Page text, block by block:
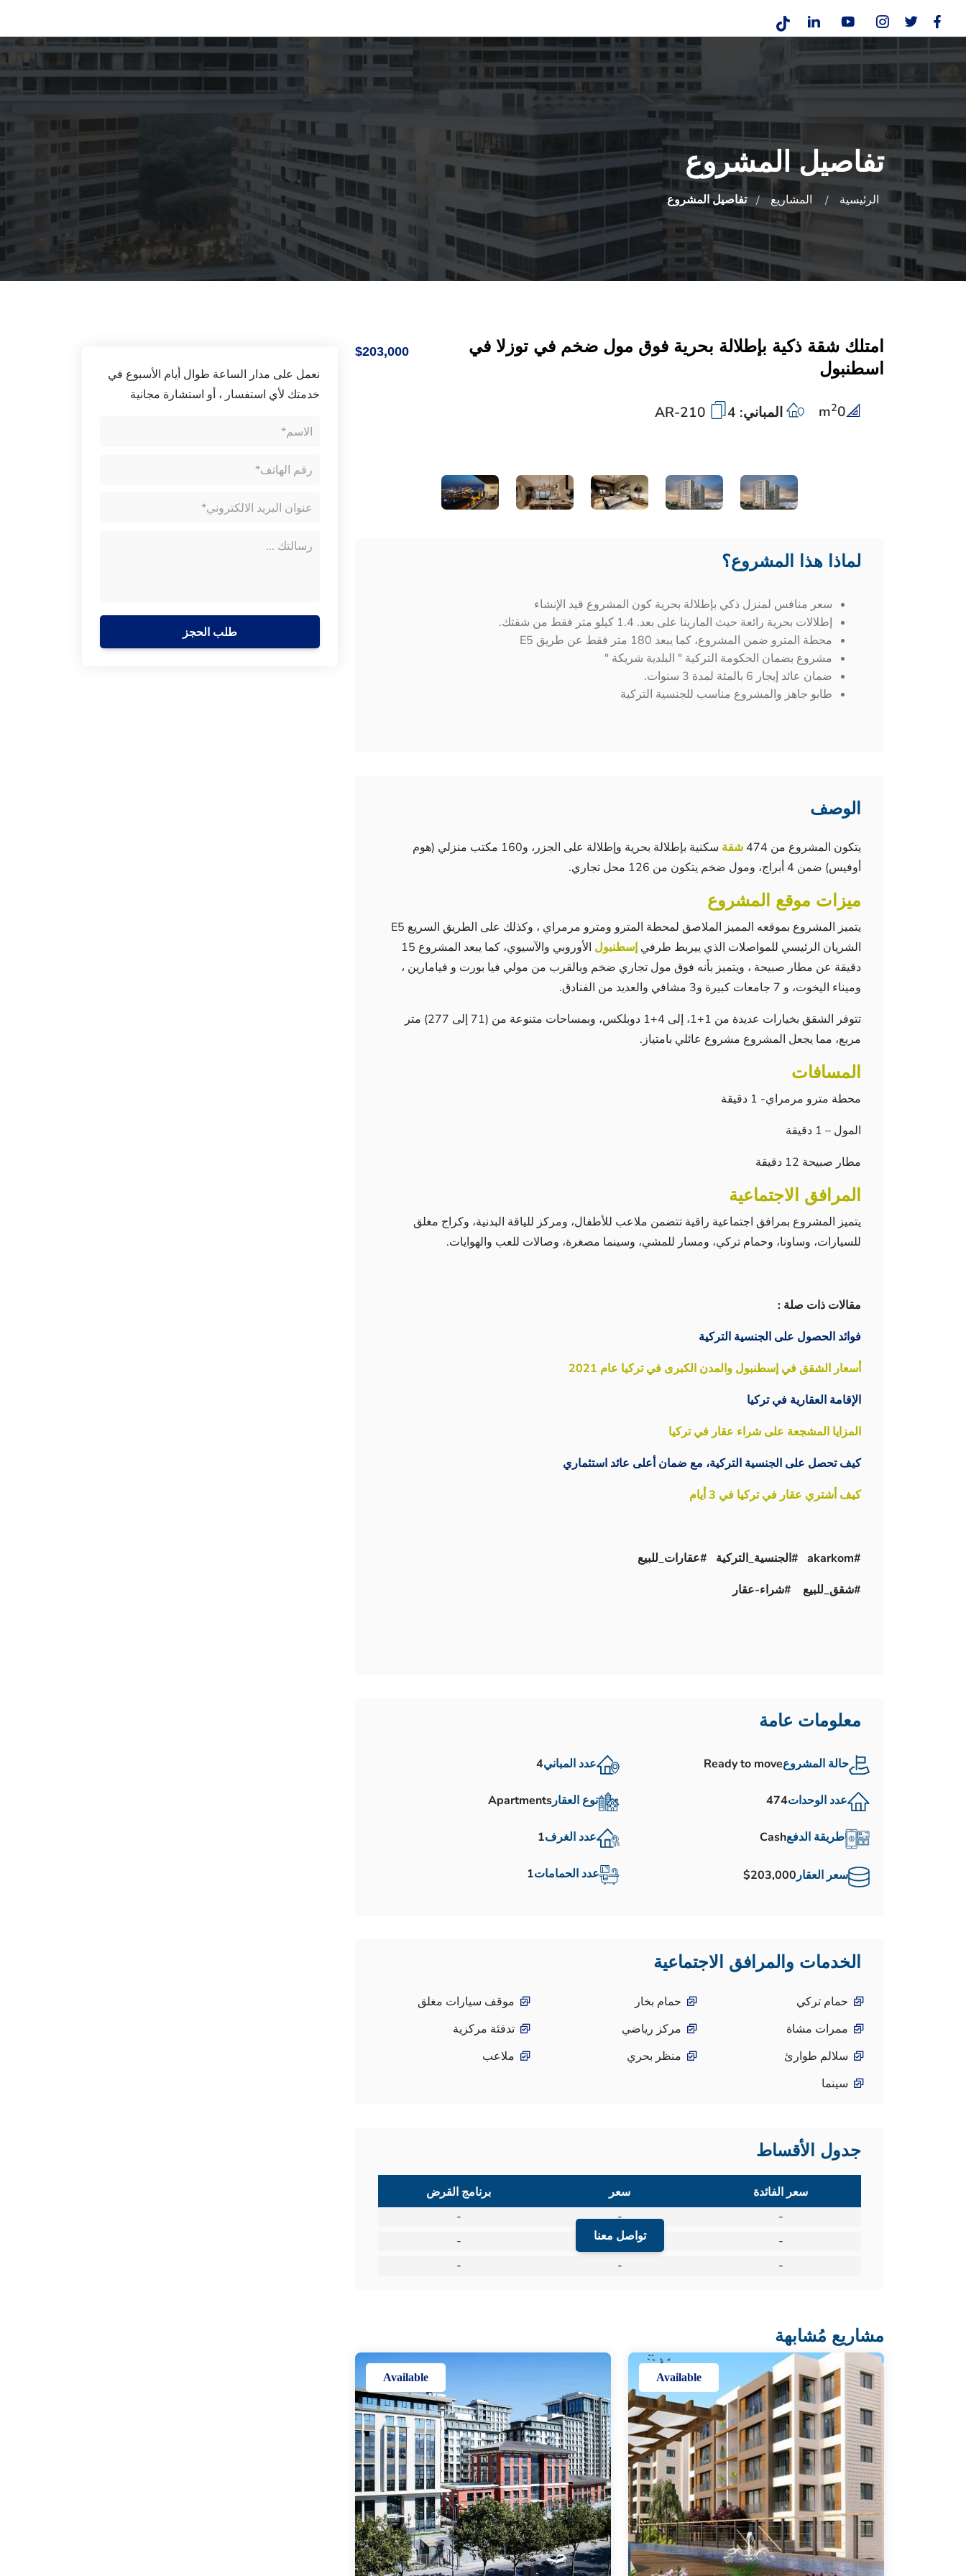
تفاصيل المشروع
الرئيسية المشاريع تفاصيل المشروع
امتلك شقة ذكية بإطلالة بحرية فوق مول ضخم في توزلا في
اسطنبول
$203,000
0
m2 المباني: 4
لماذا هذا المشروع؟
سعر منافس لمنزل ذكي بإطلالة بحرية كون المشروع قيد الإنشاء
إطلالات بحرية رائعة حيث المارينا على بعد. 1.4 كيلو متر فقط من شقتك.
محطة المترو ضمن المشروع، كما يبعد 180 متر فقط عن طريق E5
مشروع بضمان الحكومة التركية " البلدية شريكة "
ضمان عائد إيجار 6 بالمئة لمدة 3 سنوات.
طابو جاهز والمشروع مناسب للجنسية التركية
الوصف
يتكون المشروع من 474 شقة
سكنية بإطلالة بحرية وإطلالة على الجزر، و160 مكتب منزلي (هوم
أوفيس) ضمن 4 أبراج، ومول ضخم يتكون من 126 محل تجاري.
ميزات موقع المشروع
يتميز المشروع بموقعه المميز الملاصق لمحطة المترو ومترو مرمراي ، وكذلك على الطريق السريع E5
الشريان الرئيسي للمواصلات الذي ييربط طرفي إسطنبول
الأوروبي والآسيوي، كما يبعد المشروع 15
دقيقة عن مطار صبيحة ، ويتميز بأنه فوق مول تجاري ضخم وبالقرب من مولي فيا بورت و فيامارين ،
وميناء اليخوت، و 7 جامعات كبيرة و3 مشافي والعديد من الفنادق.
تتوفر
الشقق بخيارات عديدة من 1+1، إلى 4+1 دوبلكس، وبمساحات متنوعة من (71 إلى 277) متر
مربع، مما يجعل المشروع مشروع عائلي بامتياز.
المسافات
محطة مترو مرمراي- 1 دقيقة
المول – 1 دقيقة
مطار صبيحة 12 دقيقة
المرافق الاجتماعية
يتميز المشروع بمرافق اجتماعية راقية تتضمن ملاعب للأطفال، ومركز للياقة البدنية، وكراج مغلق
للسيارات، وساونا، وحمام تركي، ومسار للمشي، وسينما مصغرة، وصالات للعب والهوايات.
مقالات ذات صلة :
فوائد الحصول على الجنسية التركية
أسعار الشقق في إسطنبول والمدن الكبرى في تركيا عام 2021
الإقامة العقارية في تركيا
المزايا المشجعة على شراء عقار في تركيا
كيف تحصل على الجنسية التركية، مع ضمان أعلى عائد استثماري
كيف أشتري عقار في تركيا في 3 أيام
#akarkom #الجنسية_التركية #عقارات_للبيع
#شقق_للبيع #شراء-عقار
معلومات عامة
حالة المشروعReady to move
عدد الوحدات474
طريقة الدفعCash
سعر العقار$203,000
عدد المباني4
نوع العقارApartments
عدد الغرف1
عدد الحمامات1
الخدمات والمرافق الاجتماعية
حمام تركي حمام بخار
موقف سيارات مغلق
ممرات مشاة
مركز رياضي
تدفئة مركزية
سلالم طوارئ
منظر بحري
ملاعب
سينما
جدول الأقساط
تواصل معنا
سعر الفائدة سعر
برنامج القرض
-
-
-
-
-
-
-
-
-
نعمل على مدار الساعة طوال أيام الأسبوع في
خدمتك لأي استفسار ، أو استشارة مجانية
طلب الحجز
مشاريع مُشابهة
Available
Available